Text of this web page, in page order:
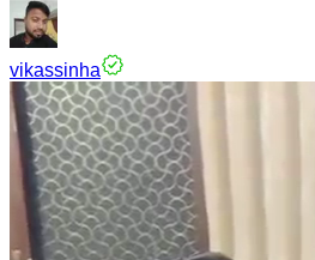
vikassinha